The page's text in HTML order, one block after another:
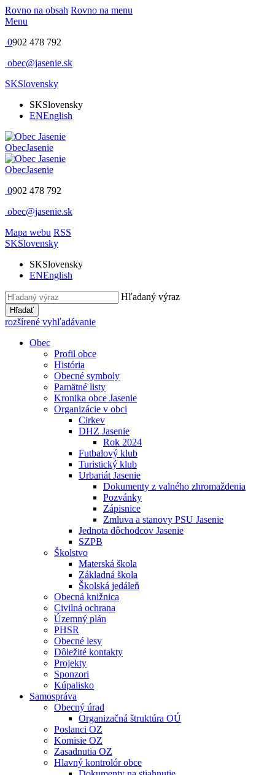
Rovno na obsah Rovno na menu
Menu
0902 478 792
obec@jasenie.sk
SKSlovensky
SKSlovensky
ENEnglish
ObecJasenie
ObecJasenie
0902 478 792
obec@jasenie.sk
Mapa webu RSS
SKSlovensky
SKSlovensky
ENEnglish
Hľadaný výraz
Hľadať
rozšírené vyhľadávanie
Obec
Profil obce
História
Obecné symboly
Pamätné listy
Kronika obce Jasenie
Organizácie v obci
Cirkev
DHZ Jasenie
Rok 2024
Futbalový klub
Turistický klub
Urbariát Jasenie
Dokumenty z valného zhromaždenia
Pozvánky
Zápisnice
Zmluva a stanovy PSU Jasenie
Jednota dôchodcov Jasenie
SZPB
Školstvo
Materská škola
Základná škola
Školská jedáleň
Obecná knižnica
Civilná ochrana
Územný plán
PHSR
Obecné lesy
Dôležité kontakty
Projekty
Sponzori
Kúpalisko
Samospráva
Obecný úrad
Organizačná štruktúra OÚ
Poslanci OZ
Komisie OZ
Zasadnutia OZ
Hlavný kontrolór obce